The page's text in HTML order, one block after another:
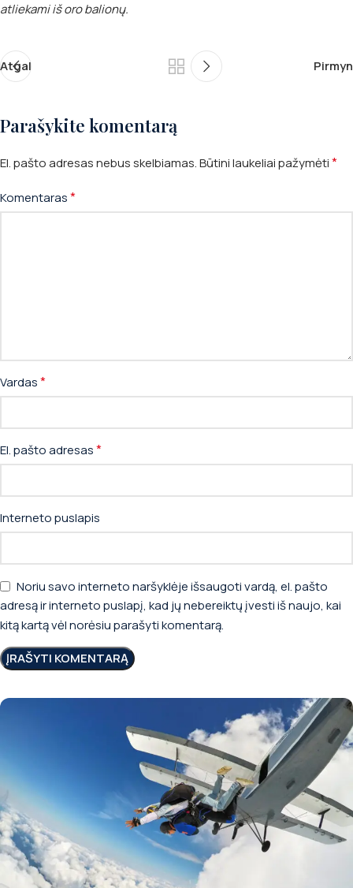
atliekami iš oro balionų.
Atgal Pirmyn
Parašykite komentarą
El. pašto adresas nebus skelbiamas.Būtini laukeliai pažymėti*
Komentaras*
Vardas*
El. pašto adresas*
Interneto puslapis
Noriu savo interneto naršyklėje išsaugoti vardą, el. pašto
adresą ir interneto puslapį, kad jų nebereiktų įvesti iš naujo, kai
kitą kartą vėl norėsiu parašyti komentarą.